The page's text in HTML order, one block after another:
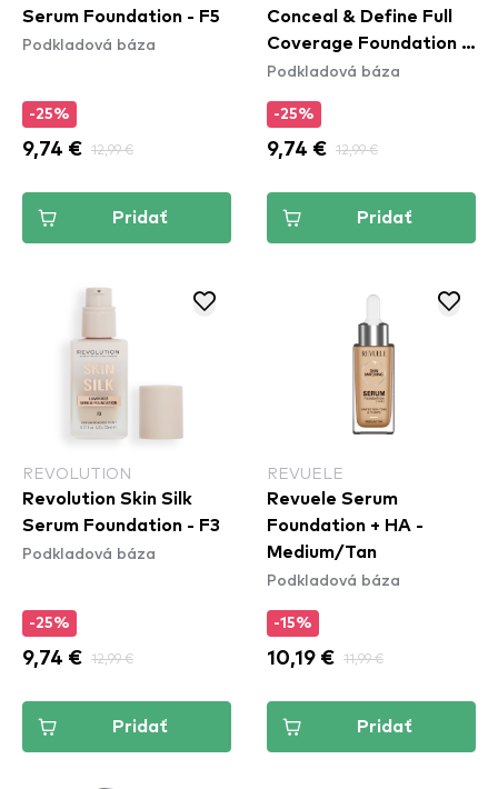
Serum Foundation - F5
Podkladová báza
-25%
9,74 € 12,99 €
Pridať
Conceal & Define Full
Coverage Foundation -
F7
Podkladová báza
-25%
9,74 € 12,99 €
Pridať
REVOLUTION
Revolution Skin Silk
Serum Foundation - F3
Podkladová báza
-25%
9,74 € 12,99 €
Pridať
REVUELE
Revuele Serum
Foundation + HA -
Medium/Tan
Podkladová báza
-15%
10,19 € 11,99 €
Pridať